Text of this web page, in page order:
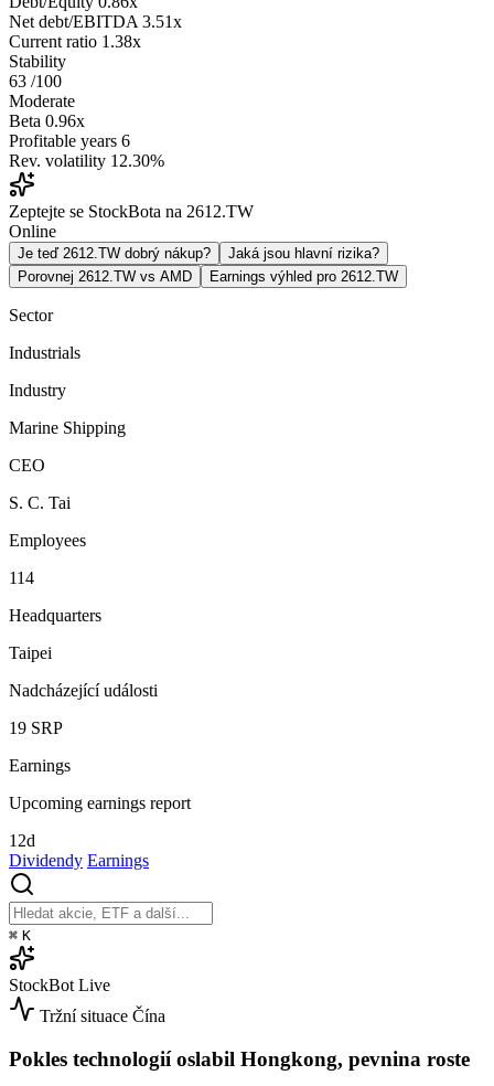
Net debt/EBITDA 3.51x
Current ratio 1.38x
Stability
63 /100
Moderate
Beta 0.96x
Profitable years 6
Rev. volatility 12.30%
Zeptejte se StockBota na 2612.TW
Online
Je teď 2612.TW dobrý nákup?
Jaká jsou hlavní rizika?
Porovnej 2612.TW vs AMD
Earnings výhled pro 2612.TW
Sector
Industrials
Industry
Marine Shipping
CEO
S. C. Tai
Employees
114
Headquarters
Taipei
Nadcházející události
19 SRP
Earnings
Upcoming earnings report
12d
Dividendy Earnings
⌘ K
StockBot Live
Tržní situace Čína
Pokles technologií oslabil Hongkong, pevnina roste